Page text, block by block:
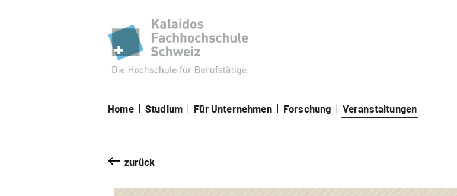
Home | Studium | Für Unternehmen | Forschung | Veranstaltungen
zurück